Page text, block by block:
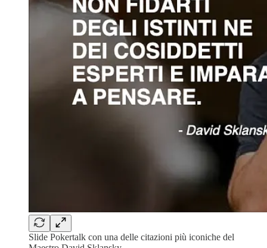
Slide Pokertalk con una delle citazioni più iconiche del